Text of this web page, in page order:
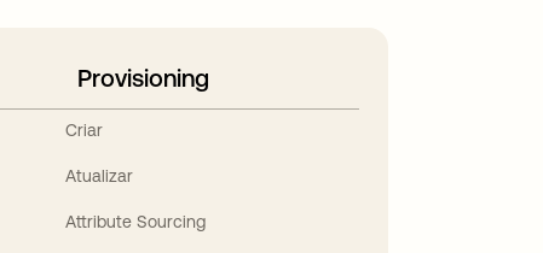
Provisioning
Criar
Atualizar
Attribute Sourcing